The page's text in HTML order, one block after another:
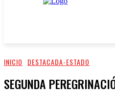
INICIO DESTACADA-ESTADO
SEGUNDA